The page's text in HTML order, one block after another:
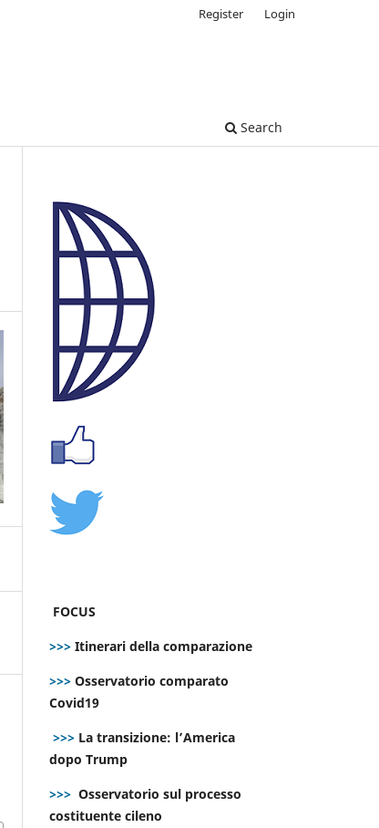
Search
Register Login
FOCUS
>>> Itinerari della comparazione
>>> Osservatorio comparato
Covid19
>>> La transizione: l’America
dopo Trump
>>> Osservatorio sul processo
costituente cileno